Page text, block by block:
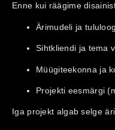
Enne kui räägime
Ärimudeli ja
Sihtkliendi ja tema
Müügiteekonna ja
Projekti eesmärgi
Iga projekt algab selge